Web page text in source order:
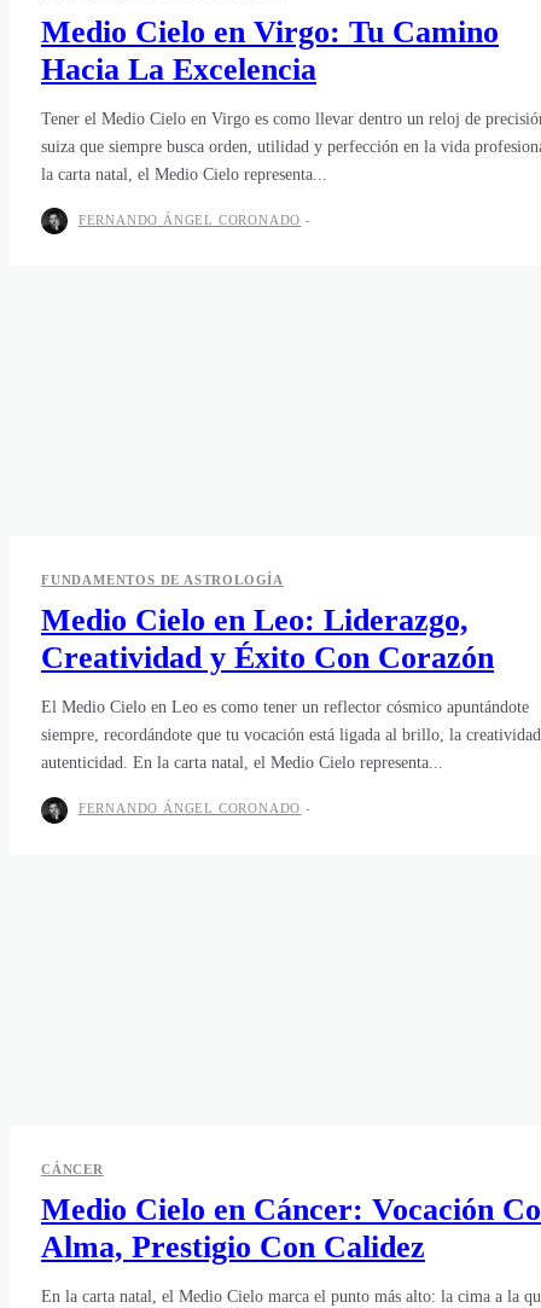
Medio Cielo en Virgo: Tu Camino
Hacia La Excelencia
Tener el Medio Cielo en Virgo es como llevar dentro un reloj de
suiza que siempre busca orden, utilidad y perfección en la vida
la carta natal, el Medio Cielo representa...
FERNANDO ÁNGEL CORONADO -
FUNDAMENTOS DE ASTROLOGÍA
Medio Cielo en Leo: Liderazgo,
Creatividad y Éxito Con Corazón
El Medio Cielo en Leo es como tener un reflector cósmico apuntándote
siempre, recordándote que tu vocación está ligada al brillo, la
autenticidad. En la carta natal, el Medio Cielo representa...
FERNANDO ÁNGEL CORONADO -
CÁNCER
Medio Cielo en Cáncer: Vocación
Alma, Prestigio Con Calidez
En la carta natal, el Medio Cielo marca el punto más alto: la cima a la